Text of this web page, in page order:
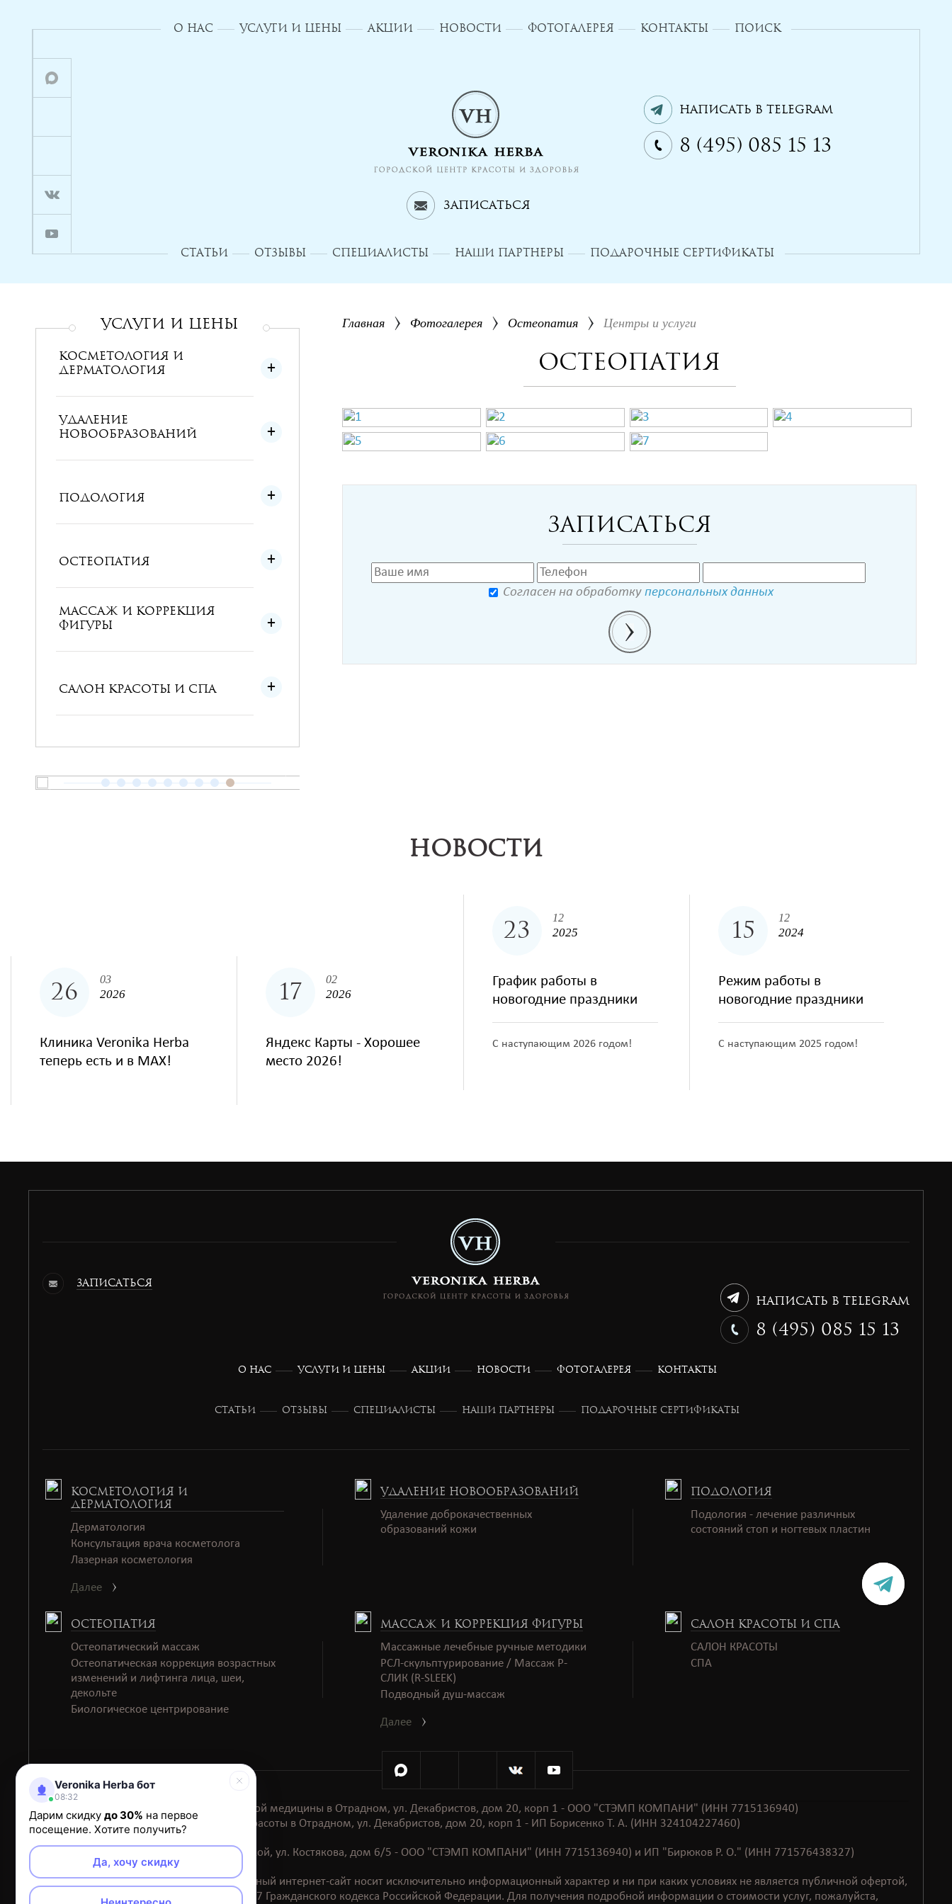
О НАС УСЛУГИ И ЦЕНЫ АКЦИИ НОВОСТИ ФОТОГАЛЕРЕЯ КОНТАКТЫ ПОИСК
СТАТЬИ ОТЗЫВЫ СПЕЦИАЛИСТЫ НАШИ ПАРТНЕРЫ ПОДАРОЧНЫЕ СЕРТИФИКАТЫ
Написать в Telegram
8 (495) 085 15 13
Записаться
УСЛУГИ и ЦЕНЫ
КОСМЕТОЛОГИЯ И
ДЕРМАТОЛОГИЯ
УДАЛЕНИЕ
НОВООБРАЗОВАНИЙ
ПОДОЛОГИЯ
ОСТЕОПАТИЯ
МАССАЖ И КОРРЕКЦИЯ
ФИГУРЫ
САЛОН КРАСОТЫ И СПА
Главная Фотогалерея Остеопатия Центры и услуги
Остеопатия
Записаться
Согласен на обработку персональных данных
НОВОСТИ
26 03
2026
Клиника Veronika Herba
теперь есть и в MAX!
17 02
2026
Яндекс Карты - Хорошее
место 2026!
23 12
2025
График работы в
новогодние праздники
С наступающим 2026 годом!
15 12
2024
Режим работы в
новогодние праздники
С наступающим 2025 годом!
зАПИСАТЬСЯ
Написать в Telegram
8 (495) 085 15 13
О НАС УСЛУГИ И ЦЕНЫ АКЦИИ НОВОСТИ ФОТОГАЛЕРЕЯ КОНТАКТЫ
СТАТЬИ ОТЗЫВЫ СПЕЦИАЛИСТЫ НАШИ ПАРТНЕРЫ ПОДАРОЧНЫЕ СЕРТИФИКАТЫ
КОСМЕТОЛОГИЯ И
ДЕРМАТОЛОГИЯ
Дерматология
Консультация врача косметолога
Лазерная косметология
Далее
САЛОН КРАСОТЫ И СПА
САЛОН КРАСОТЫ
СПАㅤㅤ
УДАЛЕНИЕ НОВООБРАЗОВАНИЙ
Удаление доброкачественных
образований кожи
ПОДОЛОГИЯ
Подология - лечение различных
состояний стоп и ногтевых пластин
ОСТЕОПАТИЯ
Остеопатический массаж
Остеопатическая коррекция возрастных
изменений и лифтинга лица, шеи,
декольте
Биологическое центрирование
МАССАЖ И КОРРЕКЦИЯ ФИГУРЫ
Массажные лечебные ручные методики
РСЛ-скульптурирование / Массаж Р-
СЛИК (R-SLEEK)
Подводный душ-массаж
Далее
Клиника эстетической медицины в Отрадном, ул. Декабристов, дом 20, корп 1 - ООО "СТЭМП КОМПАНИ" (ИНН 7715136940)
Салон красоты в Отрадном, ул. Декабристов, дом 20, корп 1 - ИП Борисенко Т. А. (ИНН 324104227460)
Салон красоты на Тимирязевской, ул. Костякова, дом 6/5 - ООО "СТЭМП КОМПАНИ" (ИНН 7715136940) и ИП "Бирюков Р. О." (ИНН 771576438327)
Обращаем ваше внимание на то, что данный интернет-сайт носит исключительно информационный характер и ни при каких условиях не является публичной офертой,
определяемой положениями ст. 437 Гражданского кодекса Российской Федерации. Для получения подробной информации о стоимости услуг, пожалуйста,
Veronika Herba бот
08:32
Дарим скидку до 30% на первое
посещение. Хотите получить?
Да, хочу скидку